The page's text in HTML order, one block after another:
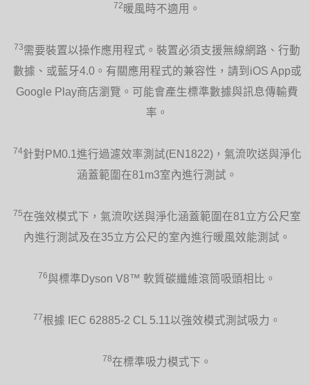
72 暖風時不適用。
73需要裝置以操作應用程式。裝置必須支援無線網路、行動
數據、或藍牙4.0。有關應用程式的兼容性，請到iOS App或
Google Play商店瀏覽。可能會產生標準數據與訊息傳輸費
率。
74針對PM0.1進行過濾效率測試(EN1822)，氣流吹送與淨化
涵蓋範圍在81m3室內進行測試。
75在強效模式下，氣流吹送與淨化涵蓋範圍在81立方公尺室
內進行測試及在35立方公尺的室內進行暖風效能測試。
76與標準Dyson V8™ 軟質碳纖維滾筒吸頭相比。
77根據 IEC 62885-2 CL 5.11以強效模式測試吸力。
78在標準吸力模式下。